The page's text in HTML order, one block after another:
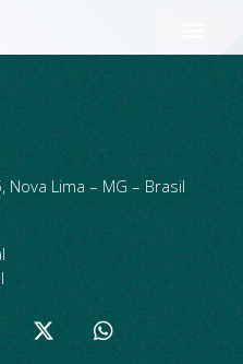
Lima – MG – Brasil